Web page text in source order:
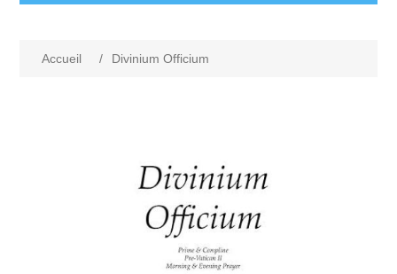
Accueil / Divinium Officium